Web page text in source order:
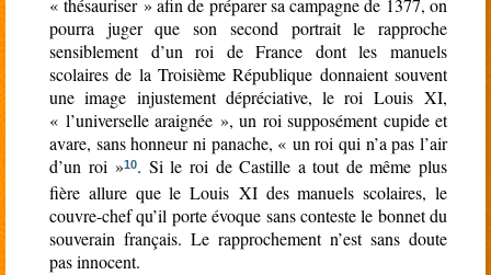
« thésauriser » afin de préparer sa campagne de 1377, on
pourra juger que son second portrait le rapproche
sensiblement d’un roi de France dont les manuels
scolaires de la Troisième République donnaient souvent
une image injustement dépréciative, le roi Louis XI,
« l’universelle araignée », un roi supposément cupide et
avare, sans honneur ni panache, « un roi qui n’a pas l’air
d’un roi »10. Si le roi de Castille a tout de même plus
fière allure que le Louis XI des manuels scolaires, le
couvre-chef qu’il porte évoque sans conteste le bonnet du
souverain français. Le rapprochement n’est sans doute
pas innocent.